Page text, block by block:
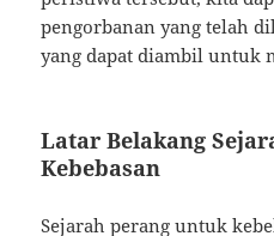
pengorbanan yang telah
yang dapat diambil untuk
Latar Belakang
Kebebasan
Sejarah perang untuk